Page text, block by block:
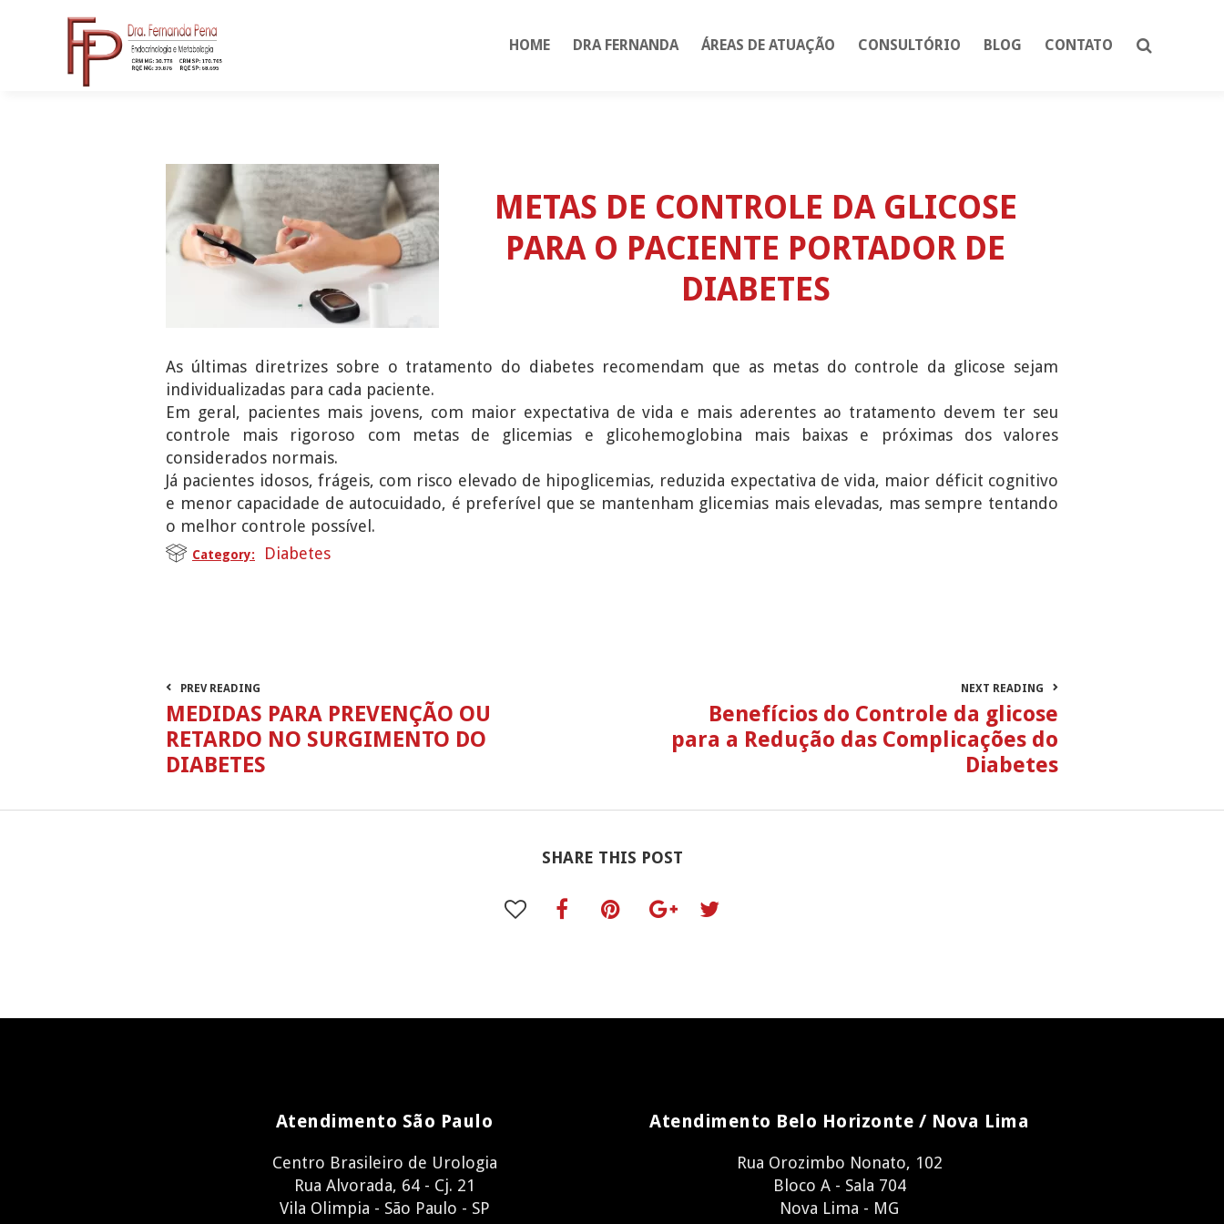
HOME DRA FERNANDA ÁREAS DE ATUAÇÃO CONSULTÓRIO BLOG CONTATO
METAS DE CONTROLE DA GLICOSE
PARA O PACIENTE PORTADOR DE
DIABETES
As últimas diretrizes sobre o tratamento do diabetes recomendam que as metas do controle da glicose sejam
individualizadas para cada paciente.
Em geral, pacientes mais jovens, com maior expectativa de vida e mais aderentes ao tratamento devem ter seu
controle mais rigoroso com metas de glicemias e glicohemoglobina mais baixas e próximas dos valores
considerados normais.
Já pacientes idosos, frágeis, com risco elevado de hipoglicemias, reduzida expectativa de vida, maior déficit cognitivo
e menor capacidade de autocuidado, é preferível que se mantenham glicemias mais elevadas, mas sempre tentando
o melhor controle possível.
Category: Diabetes
PREV READING
MEDIDAS PARA PREVENÇÃO OU
RETARDO NO SURGIMENTO DO
DIABETES
NEXT READING
Benefícios do Controle da glicose
para a Redução das Complicações do
Diabetes
SHARE THIS POST
Atendimento São Paulo
Centro Brasileiro de Urologia
Rua Alvorada, 64 - Cj. 21
Vila Olimpia - São Paulo - SP
Atendimento Belo Horizonte / Nova Lima
Rua Orozimbo Nonato, 102
Bloco A - Sala 704
Nova Lima - MG